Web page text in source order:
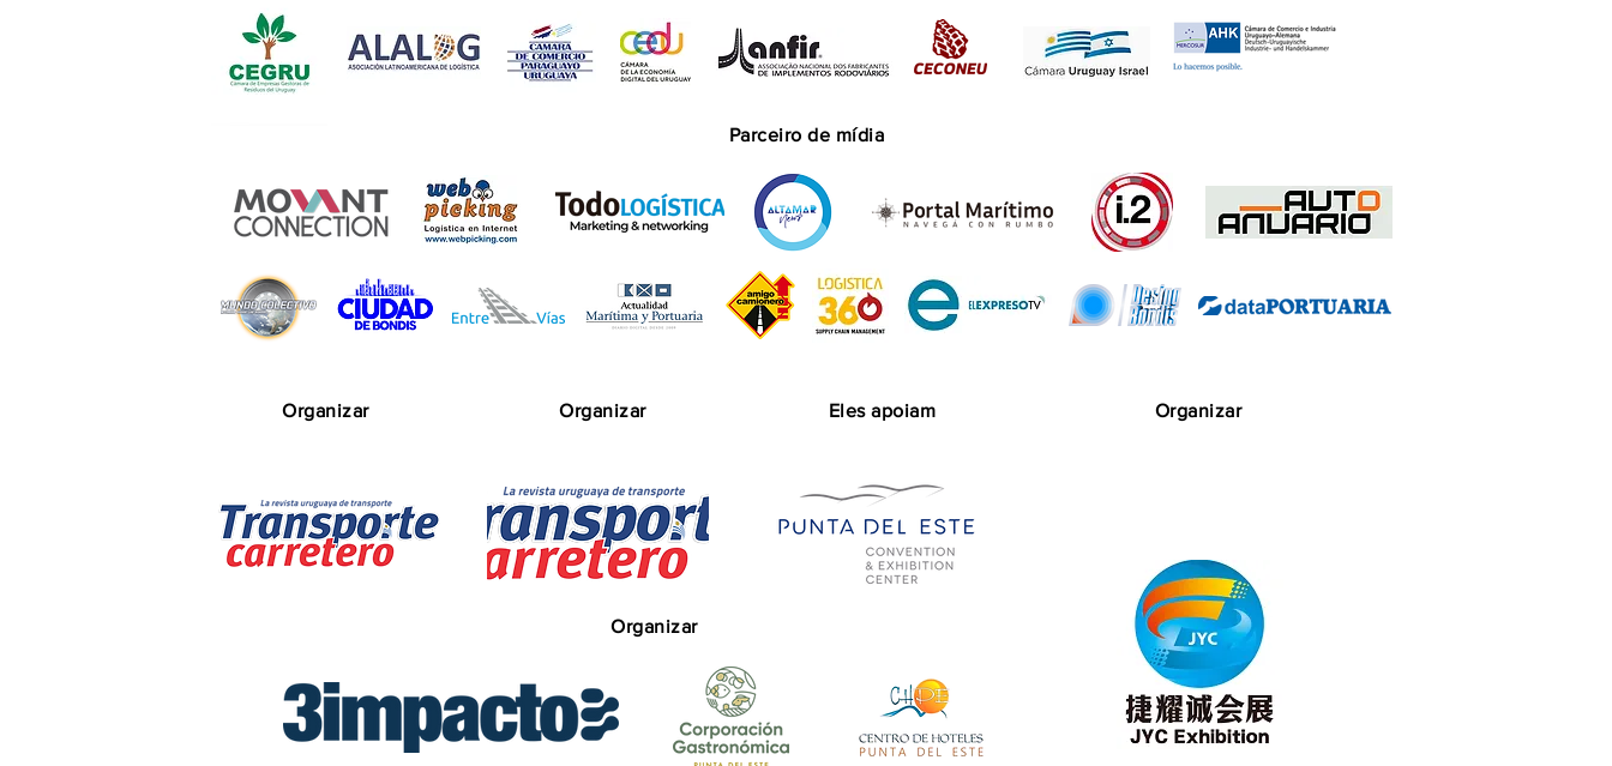
Parceiro de mídia
Organizar Organizar Eles apoiam Organizar
Organizar